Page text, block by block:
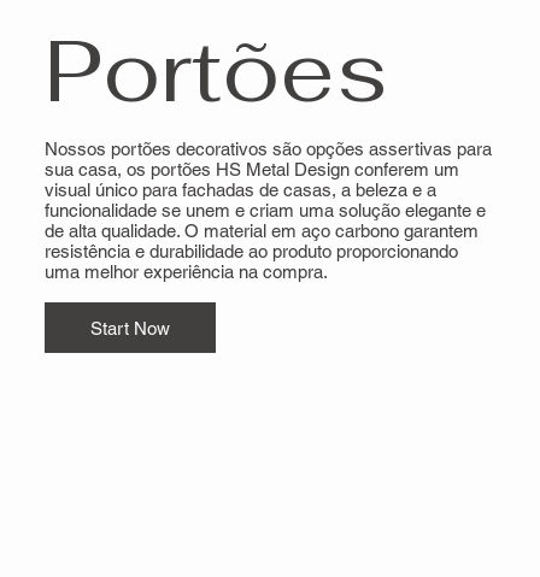
Portões
Nossos portões decorativos são opções assertivas para
sua casa, os portões HS Metal Design conferem um
visual único para fachadas de casas, a beleza e a
funcionalidade se unem e criam uma solução elegante e
de alta qualidade. O material em aço carbono garantem
resistência e durabilidade ao produto proporcionando
uma melhor experiência na compra.
Start Now